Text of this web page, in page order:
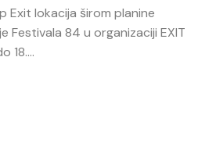
Exit lokacija širom planine
Festivala 84 u organizaciji EXIT
18....